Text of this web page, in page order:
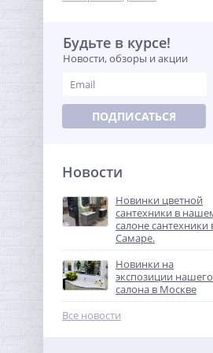
Будьте в курсе!
Новости, обзоры и акции
ПОДПИСАТЬСЯ
Новости
Новинки цветной
сантехники в
салоне сантехники
Самаре.
Новинки на
экспозиции нашего
салона в Москве
Все новости